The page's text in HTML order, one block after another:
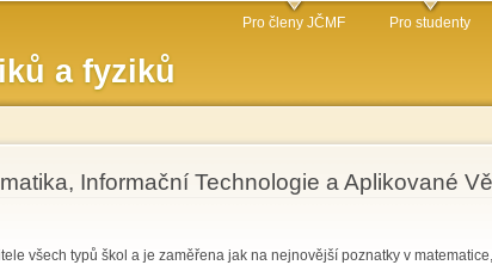
obsahu
a fyziků
Pro členy JČMF Pro studenty
Informační Technologie a Aplikované
všech typů škol a je zaměřena jak na nejnovější poznatky v